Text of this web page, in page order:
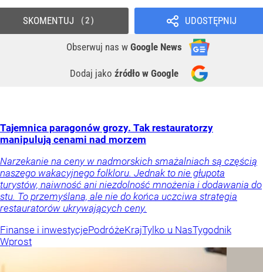
UDOSTĘPNIJ
Obserwuj nas w Google News
Dodaj jako źródło w Google
SKOMENTUJ 2
Tajemnica paragonów grozy. Tak restauratorzy
manipulują cenami nad morzem
Narzekanie na ceny w nadmorskich smażalniach są częścią
naszego wakacyjnego folkloru. Jednak to nie głupota
turystów, naiwność ani niezdolność mnożenia i dodawania do
stu. To przemyślana, ale nie do końca uczciwa strategia
restauratorów ukrywających ceny.
Finanse i inwestycjePodróżeKrajTylko u NasTygodnik
Wprost